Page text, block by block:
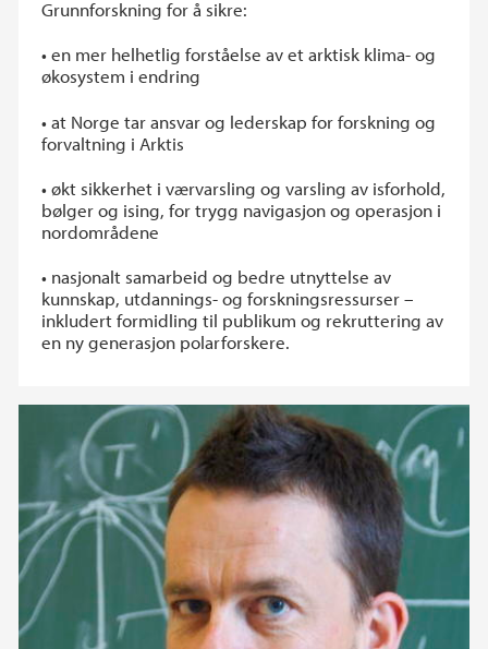
Grunnforskning for å sikre:
• en mer helhetlig forståelse av et arktisk klima- og
økosystem i endring
• at Norge tar ansvar og lederskap for forskning og
forvaltning i Arktis
• økt sikkerhet i værvarsling og varsling av isforhold,
bølger og ising, for trygg navigasjon og operasjon i
nordområdene
• nasjonalt samarbeid og bedre utnyttelse av
kunnskap, utdannings- og forskningsressurser –
inkludert formidling til publikum og rekruttering av
en ny generasjon polarforskere.